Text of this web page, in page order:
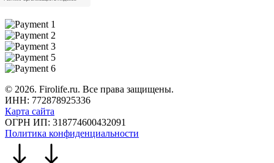
© 2026. Firolife.ru. Все права защищены.
ИНН: 772878925336
Карта сайта
ОГРН ИП: 318774600432091
Политика конфиденциальности